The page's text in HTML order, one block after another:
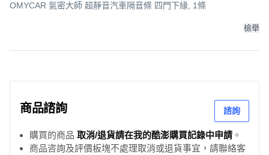
OMYCAR 氣密大師 超靜音汽車隔音條 四門下緣, 1條
檢舉
商品諮詢 諮詢
購買的商品 取消/退貨請在我的酷澎購買記錄中申請 。
商品咨詢及評價板塊不處理取消或退貨事宜，請聯絡客